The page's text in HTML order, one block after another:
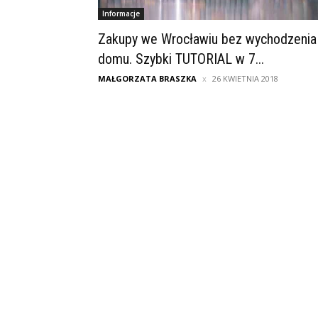
Informacje
Zakupy we Wrocławiu bez
domu. Szybki TUTORIAL w 7...
MAŁGORZATA BRASZKA 26 KWIETNIA 2018